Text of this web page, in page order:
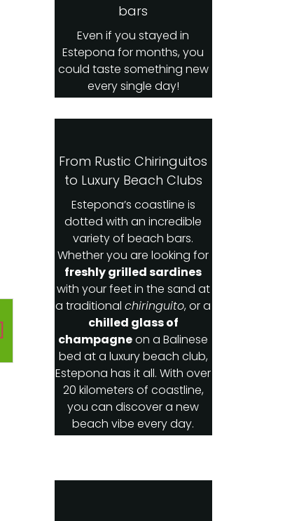
bars
Even if you stayed in
Estepona for months, you
could taste something new
every single day!
From Rustic Chiringuitos
to Luxury Beach Clubs
Estepona’s coastline is
dotted with an incredible
variety of beach bars.
Whether you are looking for
freshly grilled sardines
with your feet in the sand at
a traditionalchiringuito, or a
chilled glass of
champagneon a Balinese
bed at a luxury beach club,
Estepona has it all. With over
20 kilometers of coastline,
you can discover a new
beach vibe every day.